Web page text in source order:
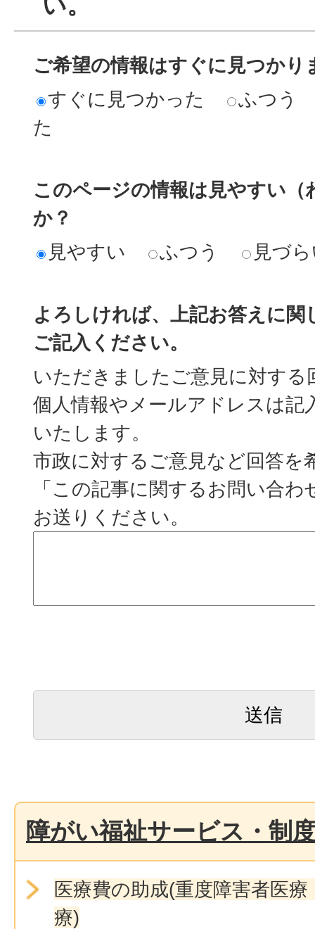
ご希望の情報はすぐに見つかり
すぐに見つかった
ふつう
た
このページの情報は見やすい
か？
見やすい
ふつう 見づ
よろしければ、上記お答えに関
ご記入ください。
いただきましたご意見に対する
個人情報やメールアドレスは記
いたします。
市政に対するご意見など回答を
「この記事に関するお問い合
お送りください。
障がい福祉サービス・制
医療費の助成(重度障害者医
療)